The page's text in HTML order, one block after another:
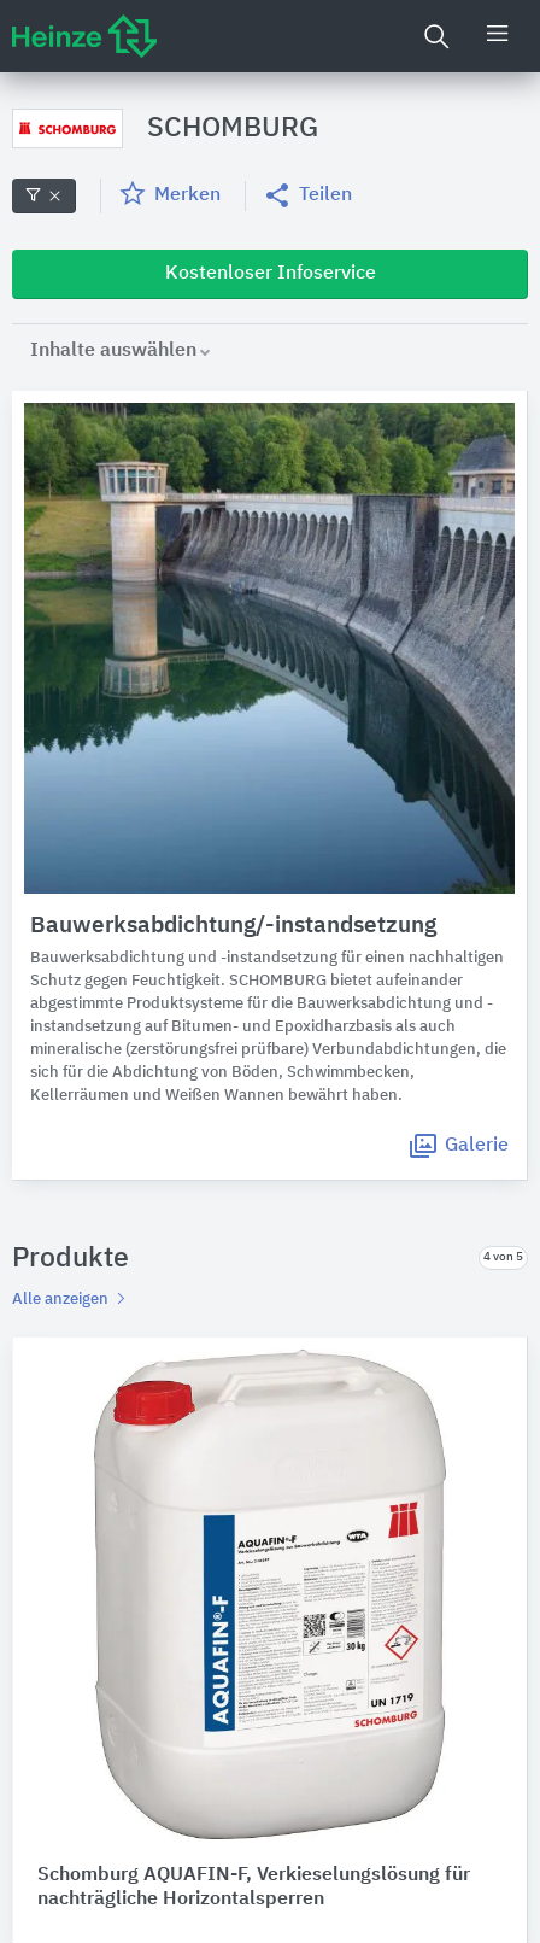
SCHOMBURG
Merken Teilen
Kostenloser Infoservice
Inhalte auswählen
Bauwerksabdichtung/-instandsetzung
Bauwerksabdichtung und -instandsetzung für einen nachhaltigen
Schutz gegen Feuchtigkeit. SCHOMBURG bietet aufeinander
abgestimmte Produktsysteme für die Bauwerksabdichtung und -
instandsetzung auf Bitumen- und Epoxidharzbasis als auch
mineralische (zerstörungsfrei prüfbare) Verbundabdichtungen, die
sich für die Abdichtung von Böden, Schwimmbecken,
Kellerräumen und Weißen Wannen bewährt haben.
Galerie
Produkte 4 von 5
Alle anzeigen
Schomburg AQUAFIN-F, Verkieselungslösung für
nachträgliche Horizontalsperren